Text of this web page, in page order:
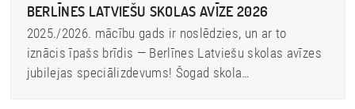
BERLĪNES LATVIEŠU SKOLAS AVĪZE 2026
2025./2026. mācību gads ir noslēdzies, un ar to
iznācis īpašs brīdis — Berlīnes Latviešu skolas avīzes
jubilejas speciālizdevums! Šogad skola…